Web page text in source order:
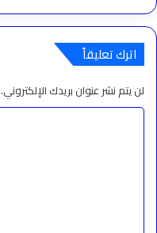
اترك تعليقاً
لن يتم نشر عنوان بريدك الإلكتروني.